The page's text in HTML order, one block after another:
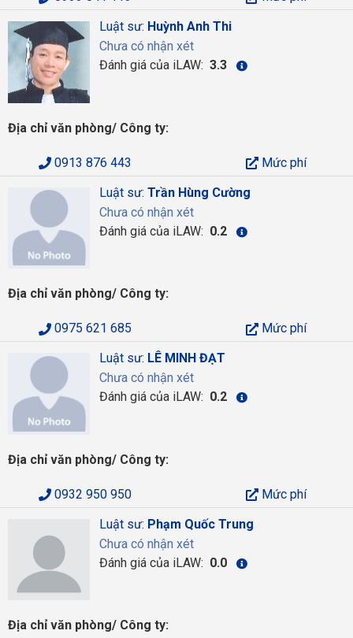
Luật sư: Huỳnh Anh Thi
Chưa có nhận xét
Đánh giá của iLAW: 3.3
Địa chỉ văn phòng/ Công ty:
0913 876 443
Mức phí
Luật sư: Trần Hùng Cường
Chưa có nhận xét
Đánh giá của iLAW: 0.2
Địa chỉ văn phòng/ Công ty:
0975 621 685
Mức phí
Luật sư: LÊ MINH ĐẠT
Chưa có nhận xét
Đánh giá của iLAW: 0.2
Địa chỉ văn phòng/ Công ty:
0932 950 950
Mức phí
Luật sư: Phạm Quốc Trung
Chưa có nhận xét
Đánh giá của iLAW: 0.0
Địa chỉ văn phòng/ Công ty: